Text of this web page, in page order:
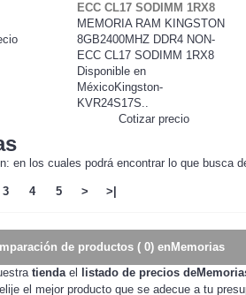
ECC CL17 SODIMM 1RX8
MEMORIA RAM KINGSTON
8GB2400MHZ DDR4 NON-
ECC CL17 SODIMM 1RX8
Disponible en
MéxicoKingston-
KVR24S17S..
Cotizar precio
en los cuales podrá encontrar lo que busca
3 4 5 > >|
de productos ( 0) enMemorias
tiendael listado de precios
el mejor producto que se adecue a tu